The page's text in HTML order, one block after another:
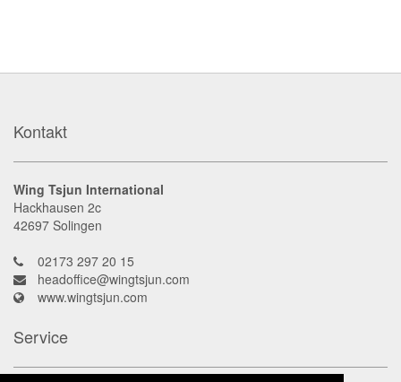
Kontakt
Wing Tsjun International
Hackhausen 2c
42697 Solingen
02173 297 20 15
headoffice@wingtsjun.com
www.wingtsjun.com
Service